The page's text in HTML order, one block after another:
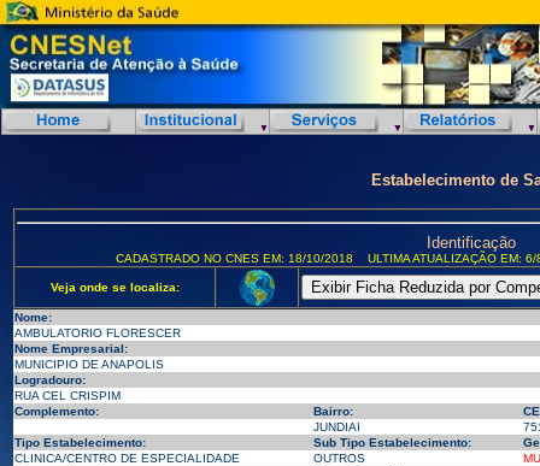
Estabelecimento de
Identificação
CADASTRADO NO CNES EM: 18/10/2018 ULTIMA ATUALIZAÇÃO EM:
Veja onde se localiza:
Nome:
AMBULATORIO FLORESCER
Nome Empresarial:
MUNICIPIO DE ANAPOLIS
Logradouro:
RUA CEL CRISPIM
Complemento:
Bairro:
JUNDIAI
Tipo Estabelecimento:
Sub Tipo Estabelecimento:
CLINICA/CENTRO DE ESPECIALIDADE
OUTROS